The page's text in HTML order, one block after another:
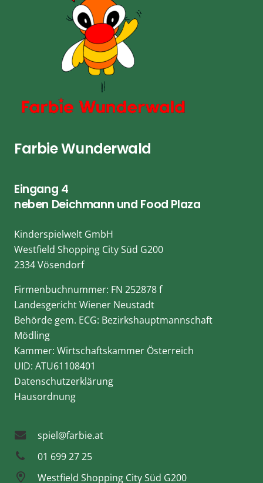
Farbie Wunderwald
Eingang 4
neben Deichmann und Food Plaza
Kinderspielwelt GmbH
Westfield Shopping City Süd G200
2334 Vösendorf
Firmenbuchnummer: FN 252878 f
Landesgericht Wiener Neustadt
Behörde gem. ECG: Bezirkshauptmannschaft
Mödling
Kammer: Wirtschaftskammer Österreich
UID: ATU61108401
Datenschutzerklärung
Hausordnung
spiel@farbie.at
01 699 27 25
Westfield Shopping City Süd G200